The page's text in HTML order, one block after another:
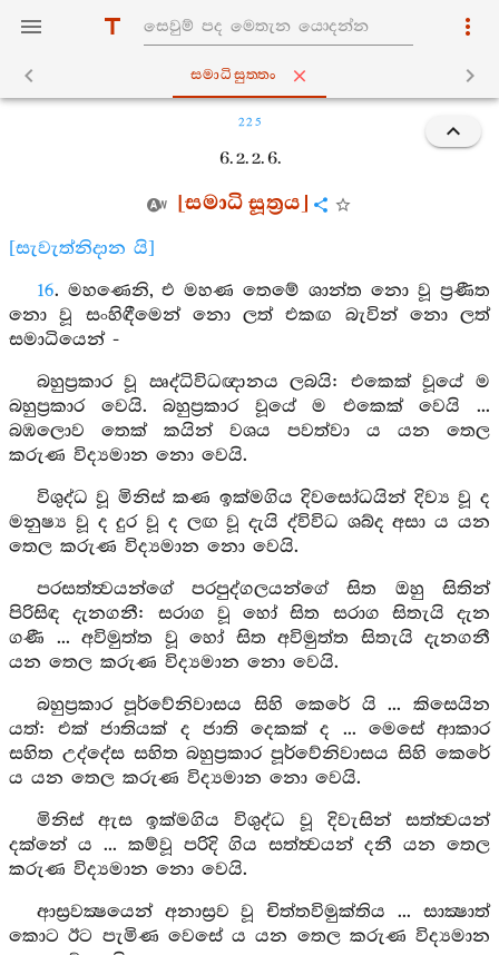
සමාධිසුත‍්තං
225
6. 2. 2. 6.
[සමාධි සූත්‍රය]
[සැවැත්නිදාන යි]
16. මහණෙනි, එ මහණ තෙමේ ශාන්ත නො වූ ප්‍රණීත
නො වූ සංහිඳීමෙන් නො ලත් එකඟ බැවින් නො ලත්
සමාධියෙන් -
බහුප්‍රකාර වූ ඍද්ධිවිධඥානය ලබයි: එකෙක් වූයේ ම
බහුප්‍රකාර වෙයි. බහුප්‍රකාර වූයේ ම එකෙක් වෙයි ...
බඹලොව තෙක් කයින් වශය පවත්වා ය යන තෙල
කරුණ විද්‍යමාන නො වෙයි.
විශුද්ධ වූ මිනිස් කණ ඉක්මගිය දිවසෝධයින් දිව්‍ය වූ ද
මනුෂ්‍ය වූ ද දුර වූ ද ලඟ වූ දැයි ද්විවිධ ශබ්ද අසා ය යන
තෙල කරුණ විද්‍යමාන නො වෙයි.
පරසත්ත්‍වයන්ගේ පරපුද්ගලයන්ගේ සිත ඔහු සිතින්
පිරිසිඳ දැනගනී: සරාග වූ හෝ සිත සරාග සිතැයි දැන
ගණී ... අවිමුත්ත වූ හෝ සිත අවිමුත්ත සිතැයි දැනගනී
යන තෙල කරුණ විද්‍යමාන නො වෙයි.
බහුප්‍රකාර පූර්වේනිවාසය සිහි කෙරේ යි ... කිසෙයින
යත්: එක් ජාතියක් ද ජාති දෙකක් ද ... මෙසේ ආකාර
සහිත උද්දේස සහිත බහුප්‍රකාර පූර්වේනිවාසය සිහි කෙරේ
ය යන තෙල කරුණ විද්‍යමාන නො වෙයි.
මිනිස් ඇස ඉක්මගිය විශුද්ධ වූ දිවැසින් සත්ත්‍වයන්
දක්නේ ය ... කම්වූ පරිදි ගිය සත්ත්‍වයන් දනී යන තෙල
කරුණ විද්‍යමාන නො වෙයි.
ආස්‍රවක්‍ෂයෙන් අනාස්‍රව වූ චිත්තවිමුක්තිය ... සාක්‍ෂාත්
කොට ඊට පැමිණ වෙසේ ය යන තෙල කරුණ විද්‍යමාන